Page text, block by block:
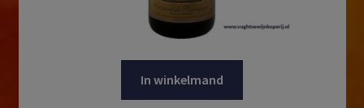
In winkelmand